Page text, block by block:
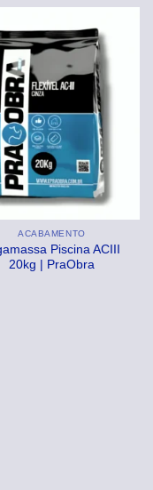
ACABAMENTO
Piscina ACIII
20kg | PraObra